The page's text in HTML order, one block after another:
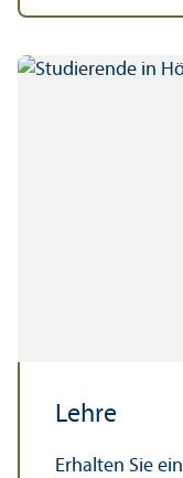
Lehre
Erhalten Sie